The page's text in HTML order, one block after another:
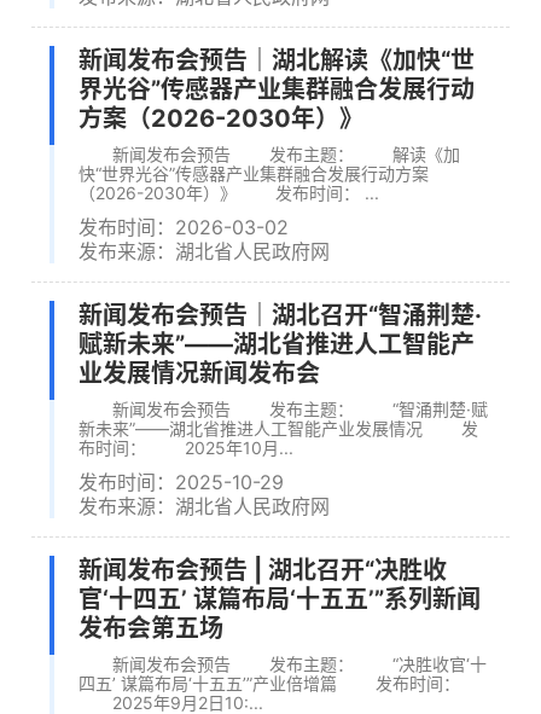
新闻发布会预告｜湖北解读《加快“世
界光谷”传感器产业集群融合发展行动
方案（2026-2030年）》
新闻发布会预告 发布主题： 解读《加
快“世界光谷”传感器产业集群融合发展行动方案
（2026-2030年）》 发布时间： ...
发布时间：2026-03-02
发布来源：湖北省人民政府网
新闻发布会预告｜湖北召开“智涌荆楚·
赋新未来”——湖北省推进人工智能产
业发展情况新闻发布会
新闻发布会预告 发布主题： “智涌荆楚·赋
新未来”——湖北省推进人工智能产业发展情况 发
布时间： 2025年10月...
发布时间：2025-10-29
发布来源：湖北省人民政府网
新闻发布会预告 | 湖北召开“决胜收
官‘十四五’ 谋篇布局‘十五五’”系列新闻
发布会第五场
新闻发布会预告 发布主题： “决胜收官‘十
四五’ 谋篇布局‘十五五’”产业倍增篇 发布时间：
2025年9月2日10:...